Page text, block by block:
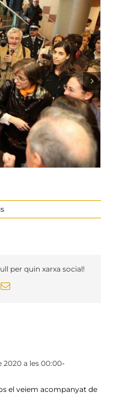
per quin xarxa social!
Email:
2020 a les 00:00-
el veiem acompanyat de